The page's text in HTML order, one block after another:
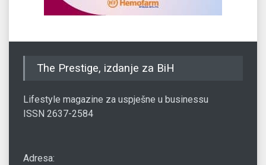
The Prestige, izdanje za BiH
Lifestyle magazine za uspješne u businessu
ISSN 2637-2584
Adresa: